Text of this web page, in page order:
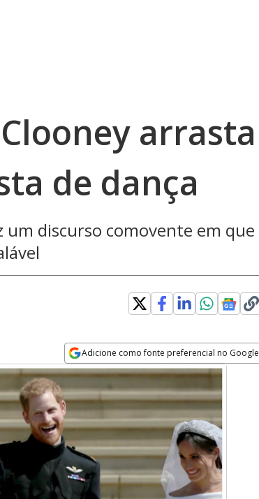
arrasta
de dança
discurso comovente em que
Adicione como fonte preferencial no Google
Opens in new window